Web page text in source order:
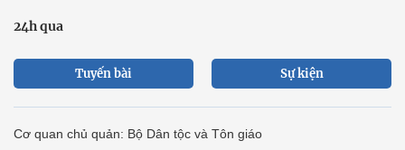
24h qua
Tuyến bài Sự kiện
Cơ quan chủ quản: Bộ Dân tộc và Tôn giáo